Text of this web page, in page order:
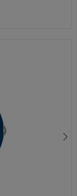
oraz
do tego,
zażądać,
zdaniem
lub
wniesienia
do
skargi do